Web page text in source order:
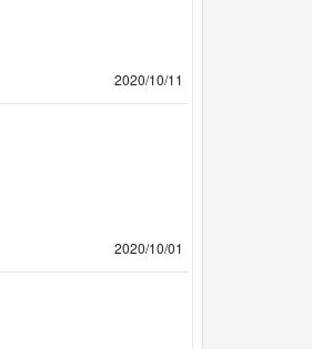
2020/10/11
2020/10/01